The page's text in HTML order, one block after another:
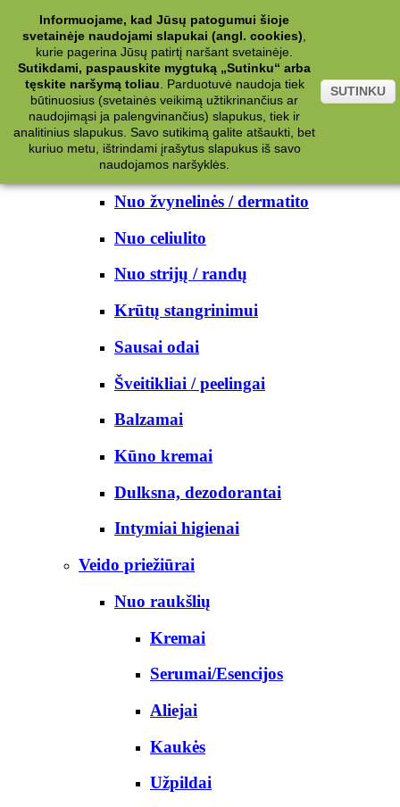
Kategorijos
Kosmetika
Kūno priežiūrai
Nuo prakaito
Kūno prausikliai
Nuo žvynelinės / dermatito
Nuo celiulito
Nuo strijų / randų
Krūtų stangrinimui
Sausai odai
Šveitikliai / peelingai
Balzamai
Kūno kremai
Dulksna, dezodorantai
Intymiai higienai
Veido priežiūrai
Nuo raukšlių
Kremai
Serumai/Esencijos
Aliejai
Kaukės
Užpildai
Informuojame, kad Jūsų patogumui šioje
svetainėje naudojami slapukai (angl. cookies)
kurie pagerina Jūsų patirtį naršant svetainėje.
Sutikdami, paspauskite mygtuką „Sutinku“ arba
tęskite naršymą toliau
Parduotuvė naudoja tiek
būtinuosius (svetainės veikimą užtikrinančius ar
naudojimąsi ja palengvinančius) slapukus, tiek ir
analitinius slapukus. Savo sutikimą galite atšaukti, bet
kuriuo metu, ištrindami įrašytus slapukus iš savo
naudojamos naršyklės.
SUTINKU